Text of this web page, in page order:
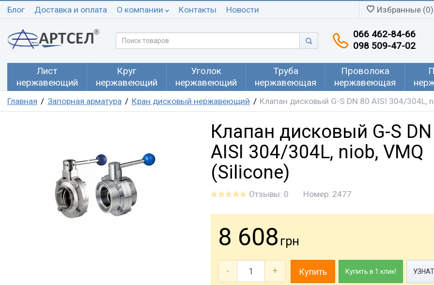
Блог Доставка и оплата О компании Контакты Новости Избранные (0)
066 462-84-66
098 509-47-02
Лист
нержавеющий
Круг
нержавеющий
Уголок
нержавеющий
Труба
нержавеющая
Проволока
нержавеющая
Главная Запорная арматура Кран дисковый нержавеющий Клапан дисковый G-S DN 80 AISI 304/304L,
Клапан дисковый G-S
AISI 304/304L, niob, VMQ
(Silicone)
Отзывы: 0 Номер: 2477
8 608 грн
- + Купить Купить в 1 клик!